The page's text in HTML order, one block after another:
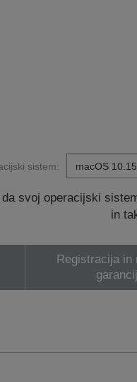
sistem:
svoj operacijski
in
Registracija in